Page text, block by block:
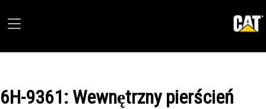
6H-9361: Wewnętrzny pierścień